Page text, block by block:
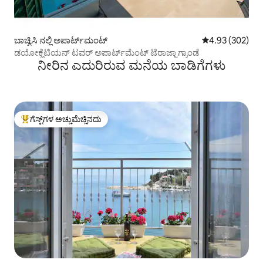
ಬಾಚ್ವಿಸಿ ನಲ್ಲಿ ಅಪಾರ್ಟ್‌ಮಂಟ್ 5 ರಲ್ಲಿ 4.93
4.93 (302)
ಡಯೋಕ್ಲೆಟಿಯನ್ ಟವರ್ ಅಪಾರ್ಟ್‌ಮೆಂಟ್ ಟೆರಾಜ್ಜಾ ಗ್ರಾಂಡೆ
ನೀರಿನ ಎದುರಿರುವ ಮನೆಯ ಬಾಡಿಗೆಗಳು
ಗೆಸ್ಟ್‌ಗಳಿಗೆ ಅತಿ ಹೆಚ್ಚು ಅಚ್ಚುಮೆಚ್ಚಿನದು
ಗೆಸ್ಟ್‌ಗಳ ಅಚ್ಚುಮೆಚ್ಚಿನದು